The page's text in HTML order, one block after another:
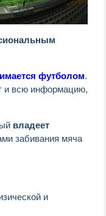
футболом.
и всю информацию,
владеет
забивания мяча
и